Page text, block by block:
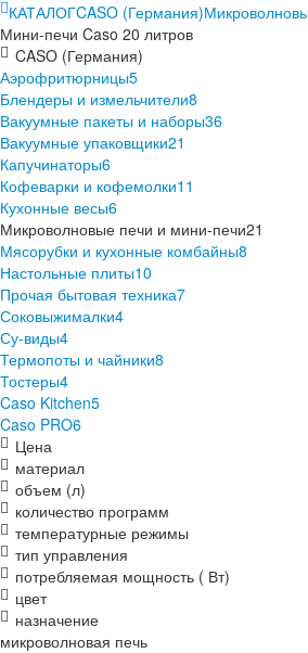
КАТАЛОГCASO (Германия)
Мини-печи Caso 20 литров
CASO (Германия)
Аэрофритюрницы5
Блендеры и измельчители8
Вакуумные пакеты и наборы36
Вакуумные упаковщики21
Капучинаторы6
Кофеварки и кофемолки11
Кухонные весы6
Микроволновые печи и мини-печи21
Мясорубки и кухонные комбайны8
Настольные плиты10
Прочая бытовая техника7
Соковыжималки4
Су-виды4
Термопоты и чайники8
Тостеры4
Caso Kitchen5
Caso PRO6
Цена
материал
объем (л)
количество программ
температурные режимы
тип управления
потребляемая мощность ( Вт)
цвет
назначение
микроволновая печь